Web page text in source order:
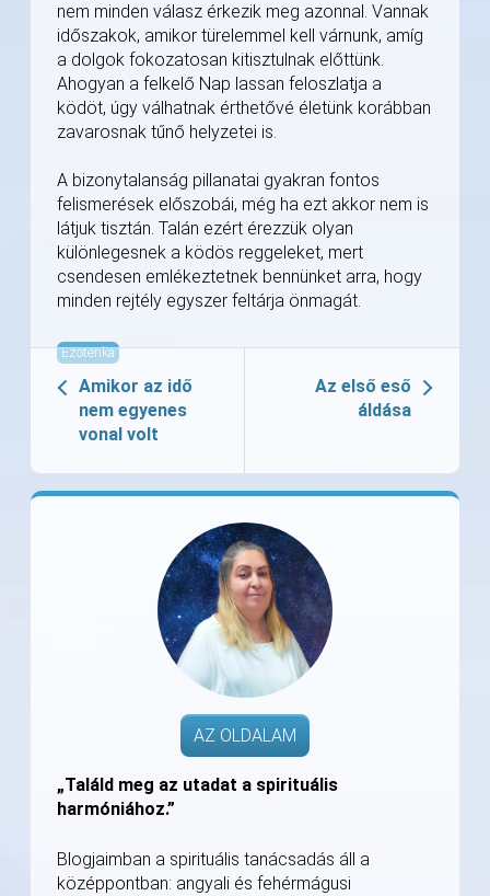
nem minden válasz érkezik meg azonnal. Vannak
időszakok, amikor türelemmel kell várnunk, amíg
a dolgok fokozatosan kitisztulnak előttünk.
Ahogyan a felkelő Nap lassan feloszlatja a
ködöt, úgy válhatnak érthetővé életünk korábban
zavarosnak tűnő helyzetei is.
A bizonytalanság pillanatai gyakran fontos
felismerések előszobái, még ha ezt akkor nem is
látjuk tisztán. Talán ezért érezzük olyan
különlegesnek a ködös reggeleket, mert
csendesen emlékeztetnek bennünket arra, hogy
minden rejtély egyszer feltárja önmagát.
Ezoterika
Amikor az idő
nem egyenes
vonal volt
Az első eső
áldása
AZ OLDALAM
„Találd meg az utadat a spirituális
harmóniához.”
Blogjaimban a spirituális tanácsadás áll a
középpontban: angyali és fehérmágusi